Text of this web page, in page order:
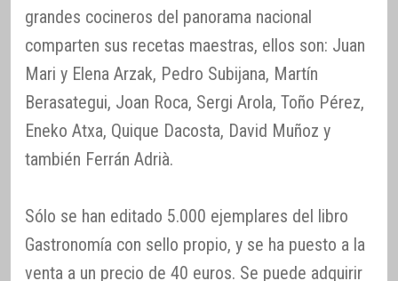
grandes cocineros del panorama nacional
comparten sus recetas maestras, ellos son: Juan
Mari y Elena Arzak, Pedro Subijana, Martín
Berasategui, Joan Roca, Sergi Arola, Toño Pérez,
Eneko Atxa, Quique Dacosta, David Muñoz y
también Ferrán Adrià.
Sólo se han editado 5.000 ejemplares del libro
Gastronomía con sello propio, y se ha puesto a la
venta a un precio de 40 euros. Se puede adquirir